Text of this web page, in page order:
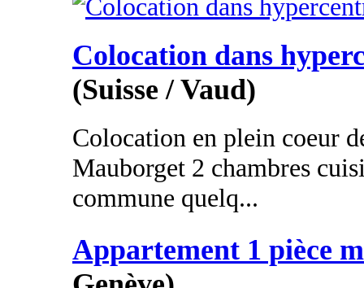
Colocation dans
(Suisse / Vaud)
Colocation en plein coeur
Mauborget 2 chambres
commune quelq...
Appartement 1 pièce